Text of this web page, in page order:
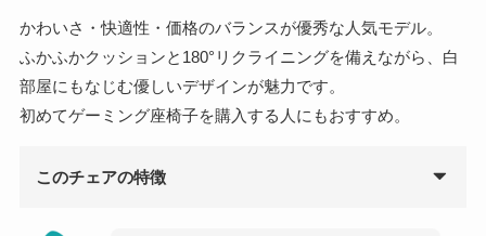
かわいさ・快適性・価格のバランスが優秀な人気モデル。
ふかふかクッションと180°リクライニングを備えながら、白
部屋にもなじむ優しいデザインが魅力です。
初めてゲーミング座椅子を購入する人にもおすすめ。
このチェアの特徴